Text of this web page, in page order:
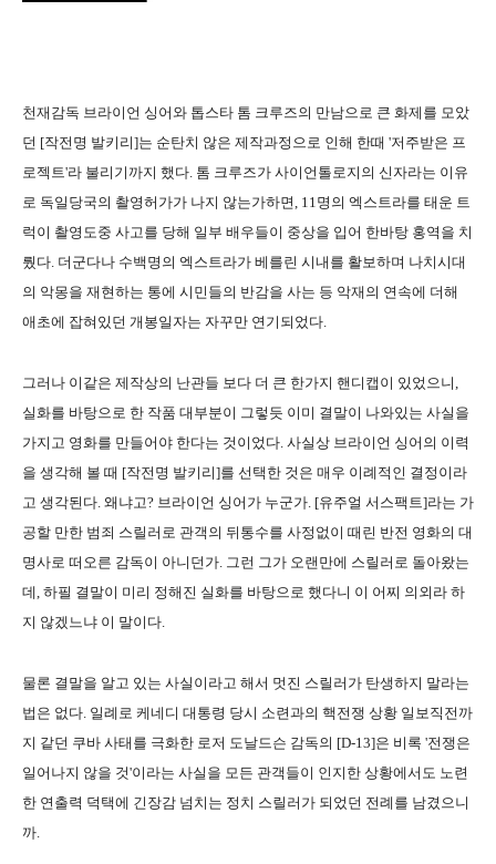
천재감독 브라이언 싱어와 톱스타 톰 크루즈의 만남으로 큰 화제를 모았
던 [작전명 발키리]는 순탄치 않은 제작과정으로 인해 한때 '저주받은 프
로젝트'라 불리기까지 했다. 톰 크루즈가 사이언톨로지의 신자라는 이유
로 독일당국의 촬영허가가 나지 않는가하면, 11명의 엑스트라를 태운 트
럭이 촬영도중 사고를 당해 일부 배우들이 중상을 입어 한바탕 홍역을 치
뤘다. 더군다나 수백명의 엑스트라가 베를린 시내를 활보하며 나치시대
의 악몽을 재현하는 통에 시민들의 반감을 사는 등 악재의 연속에 더해
애초에 잡혀있던 개봉일자는 자꾸만 연기되었다.
그러나 이같은 제작상의 난관들 보다 더 큰 한가지 핸디캡이 있었으니,
실화를 바탕으로 한 작품 대부분이 그렇듯 이미 결말이 나와있는 사실을
가지고 영화를 만들어야 한다는 것이었다. 사실상 브라이언 싱어의 이력
을 생각해 볼 때 [작전명 발키리]를 선택한 것은 매우 이례적인 결정이라
고 생각된다. 왜냐고? 브라이언 싱어가 누군가. [유주얼 서스팩트]라는 가
공할 만한 범죄 스릴러로 관객의 뒤통수를 사정없이 때린 반전 영화의 대
명사로 떠오른 감독이 아니던가. 그런 그가 오랜만에 스릴러로 돌아왔는
데, 하필 결말이 미리 정해진 실화를 바탕으로 했다니 이 어찌 의외라 하
지 않겠느냐 이 말이다.
물론 결말을 알고 있는 사실이라고 해서 멋진 스릴러가 탄생하지 말라는
법은 없다. 일례로 케네디 대통령 당시 소련과의 핵전쟁 상황 일보직전까
지 같던 쿠바 사태를 극화한 로저 도날드슨 감독의 [D-13]은 비록 '전쟁은
일어나지 않을 것'이라는 사실을 모든 관객들이 인지한 상황에서도 노련
한 연출력 덕택에 긴장감 넘치는 정치 스릴러가 되었던 전례를 남겼으니
까.